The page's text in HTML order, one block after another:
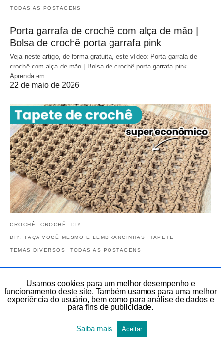
TODAS AS POSTAGENS
Porta garrafa de crochê com alça de mão |
Bolsa de crochê porta garrafa pink
Veja neste artigo, de forma gratuita, este vídeo: Porta garrafa de
crochê com alça de mão | Bolsa de crochê porta garrafa pink.
Aprenda em…
22 de maio de 2026
CROCHÊ CROCHÊ DIY
DIY, FAÇA VOCÊ MESMO E LEMBRANCINHAS TAPETE
TEMAS DIVERSOS TODAS AS POSTAGENS
de crochê fácil e rápido em menos de 9
minutos
Veja neste artigo, de forma gratuita, este vídeo: Tapete de crochê
simples e bonito. Tapete de crochê fácil e rápido em menos de 9
Usamos cookies para um melhor desempenho e
funcionamento deste site. Também usamos para uma melhor
experiência do usuário, bem como para análise de dados e
para fins de publicidade.
Saiba mais Aceitar